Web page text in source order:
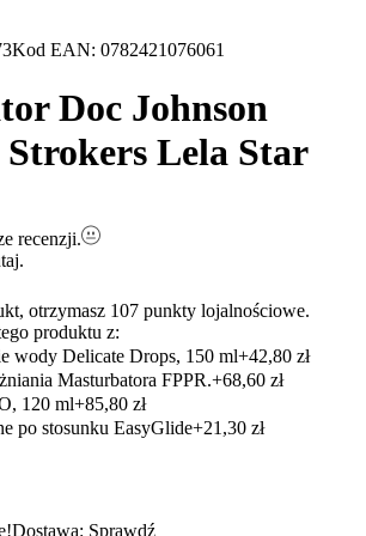
Kod EAN: 0782421076061
Doc Johnson
Lela Star
recenzji.
otrzymasz 107 punkty lojalnościowe.
produktu z:
wody Delicate Drops, 150 ml+42,80 zł
Masturbatora FPPR.+68,60 zł
120 ml+85,80 zł
po stosunku EasyGlide+21,30 zł
Dostawa: Sprawdź